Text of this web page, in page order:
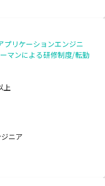
プリケーションエンジニ
マンによる研修制度/転勤
上
ニア